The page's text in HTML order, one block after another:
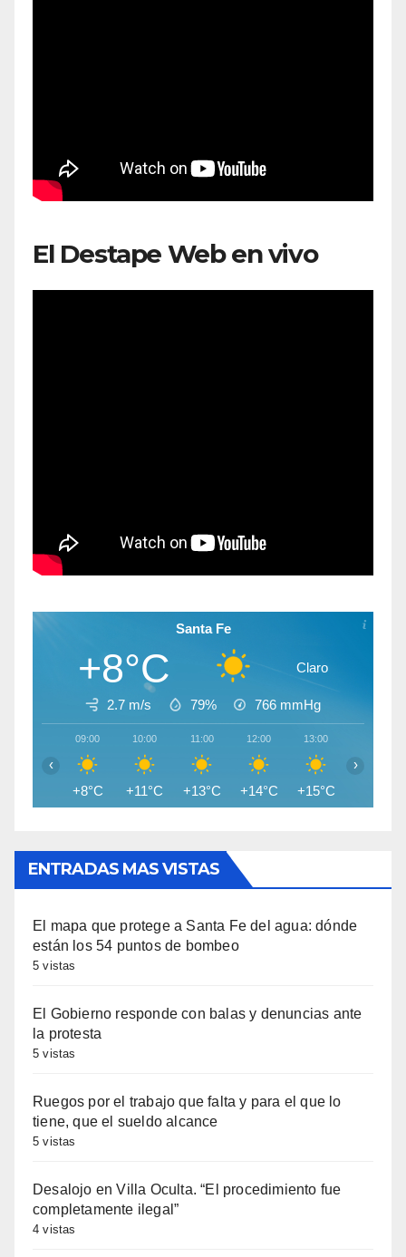
El Destape Web en vivo
Santa Fe
+8°C Claro
2.7 m/s 79% 766 mmHg
09:00
+8°C
10:00
+11°C
11:00
+13°C
12:00
+14°C
13:00
+15°C
‹ ›
ENTRADAS MAS VISTAS
El mapa que protege a Santa Fe del agua: dónde
están los 54 puntos de bombeo
5 vistas
El Gobierno responde con balas y denuncias ante
la protesta
5 vistas
Ruegos por el trabajo que falta y para el que lo
tiene, que el sueldo alcance
5 vistas
Desalojo en Villa Oculta. “El procedimiento fue
completamente ilegal”
4 vistas